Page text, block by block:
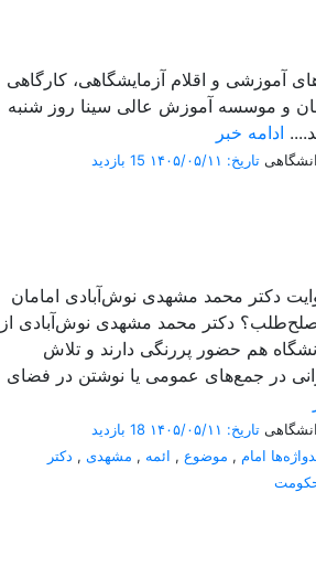
های آموزشی و اقلام آزمایشگاهی، کارگاهی
و موسسه آموزش عالی سینا روز شنبه
ادامه خبر
تاریخ: ۱۴۰۵/۰۵/۱۱ 15 بازدید
دکتر محمد مشهدی نوش‌آبادی از
هم حضور پررنگی دارند و تلاش
در جمع‌های عمومی یا نوشتن در فضای
تاریخ: ۱۴۰۵/۰۵/۱۱
18 بازدید
امام , موضوع , ائمه , مشهدی , دکتر